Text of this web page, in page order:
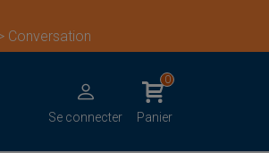
Conversation
Se connecter
0
Panier